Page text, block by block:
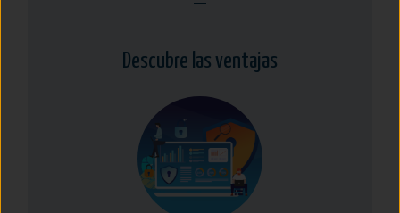
Descubre las ventajas